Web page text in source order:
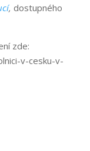
, dostupného
zde:
v-cesku-v-